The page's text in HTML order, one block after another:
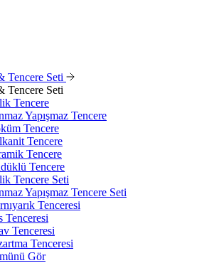
Tencere Seti
Tencere Seti
Tencere
Yapışmaz Tencere
Tencere
Tencere
Tencere
Tencere
Tencere Seti
Yapışmaz Tencere Seti
Tenceresi
Tenceresi
Tenceresi
Tenceresi
Gör